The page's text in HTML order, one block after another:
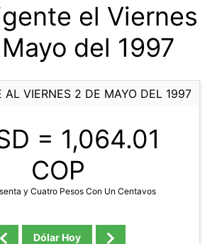
el Viernes
del 1997
AL VIERNES 2 DE MAYO DEL 1997
= 1,064.01
COP
y Cuatro Pesos Con Un Centavos
Dólar Hoy